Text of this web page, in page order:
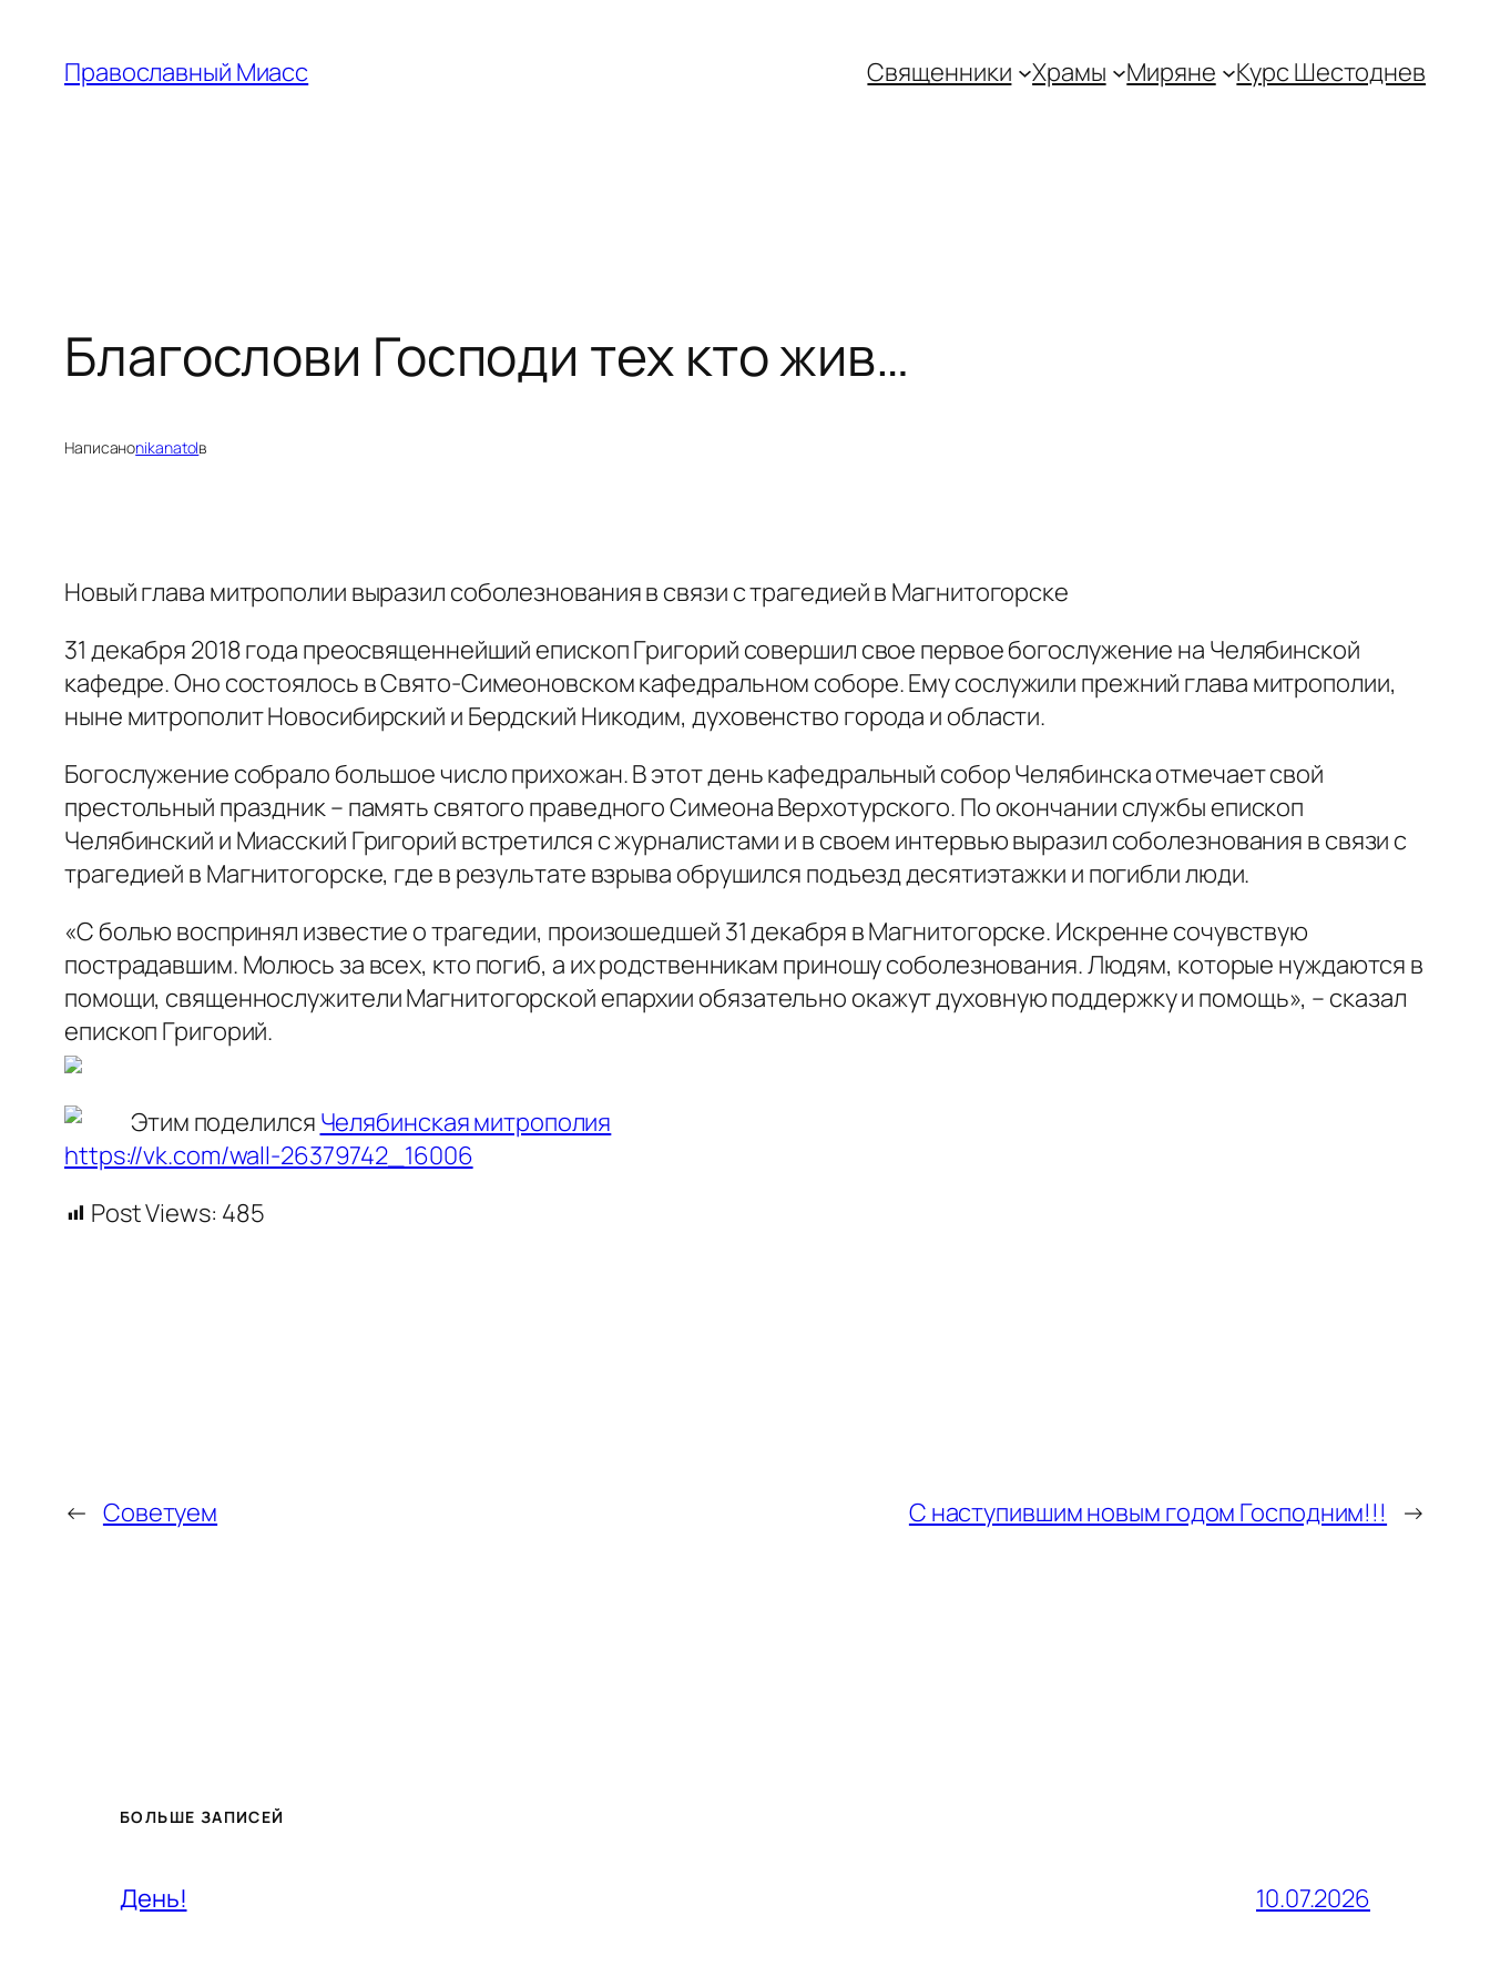
содержимому
Православный Миасс Священники Храмы Миряне Курс Шестоднев
Благослови Господи тех кто жив…
Написаноnikanatolв
Новый глава митрополии выразил соболезнования в связи с трагедией в Магнитогорске
31 декабря 2018 года преосвященнейший епископ Григорий совершил свое первое богослужение на Челябинской
кафедре. Оно состоялось в Свято-Симеоновском кафедральном соборе. Ему сослужили прежний глава митрополии,
ныне митрополит Новосибирский и Бердский Никодим, духовенство города и области.
Богослужение собрало большое число прихожан. В этот день кафедральный собор Челябинска отмечает свой
престольный праздник – память святого праведного Симеона Верхотурского. По окончании службы епископ
Челябинский и Миасский Григорий встретился с журналистами и в своем интервью выразил соболезнования в связи с
трагедией в Магнитогорске, где в результате взрыва обрушился подъезд десятиэтажки и погибли люди.
«С болью воспринял известие о трагедии, произошедшей 31 декабря в Магнитогорске. Искренне сочувствую
пострадавшим. Молюсь за всех, кто погиб, а их родственникам приношу соболезнования. Людям, которые нуждаются в
помощи, священнослужители Магнитогорской епархии обязательно окажут духовную поддержку и помощь», – сказал
епископ Григорий.
Этим поделился Челябинская митрополия
https://vk.com/wall-26379742_16006
Post Views: 485
← Советуем С наступившим новым годом Господним!!! →
БОЛЬШЕ ЗАПИСЕЙ
День! 10.07.2026